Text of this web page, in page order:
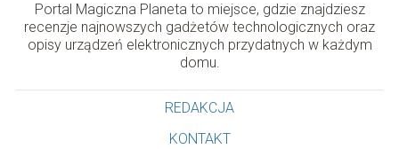
Portal Magiczna Planeta to miejsce, gdzie znajdziesz
recenzje najnowszych gadżetów technologicznych oraz
opisy urządzeń elektronicznych przydatnych w każdym
domu.
REDAKCJA
KONTAKT